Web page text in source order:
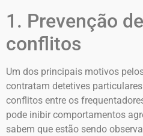
1. Prevenção
conflitos
Um dos principais motivos
contratam detetives
conflitos entre os
pode inibir comportamentos
sabem que estão sendo